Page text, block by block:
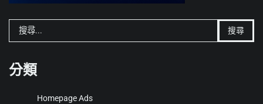
尋
鍵
分類
Homepage Ads